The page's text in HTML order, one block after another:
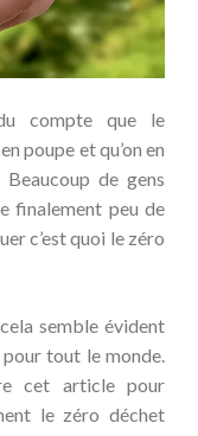
compte que le
poupe et qu’on en
de gens
finalement peu de
c’est quoi le zéro
semble évident
pour tout le monde.
cet article pour
le zéro déchet